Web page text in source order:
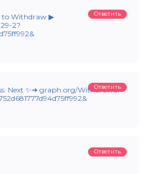
to Withdraw ▶
2?
Ответить
Next ✨➜ graph.org/Withdrawal-
Ответить
Ответить